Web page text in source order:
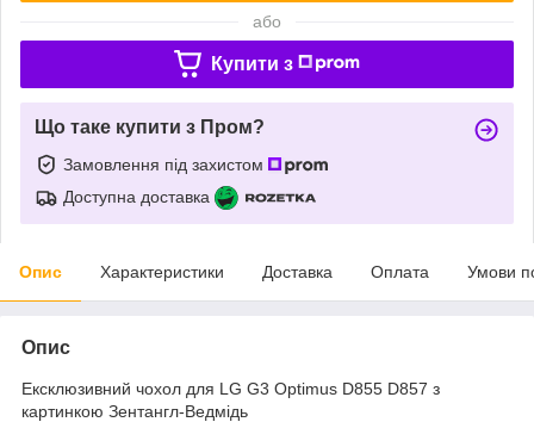
або
Купити з
Що таке купити з Пром?
Замовлення під захистом
Доступна доставка
Опис Характеристики Доставка Оплата Умови
Опис
Ексклюзивний чохол для LG G3 Optimus D855 D857 з
картинкою Зентангл-Ведмідь